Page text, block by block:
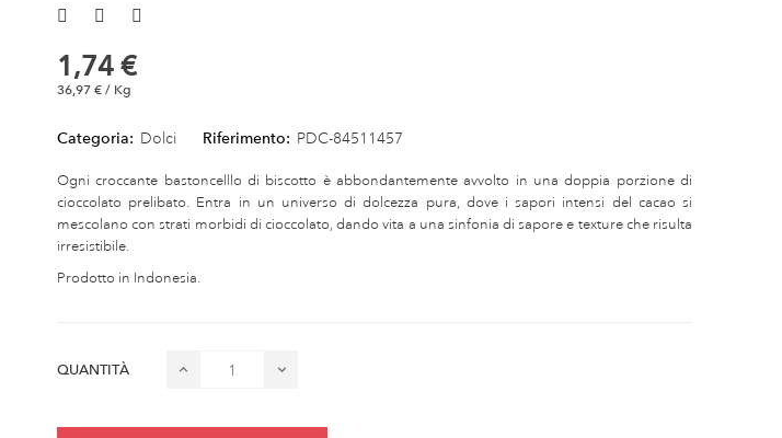
1,74 €
36,97 € / Kg
Categoria: Dolci Riferimento: PDC-84511457
Ogni croccante bastoncelllo di biscotto è abbondantemente avvolto in una doppia porzione di
cioccolato prelibato. Entra in un universo di dolcezza pura, dove i sapori intensi del cacao si
mescolano con strati morbidi di cioccolato, dando vita a una sinfonia di sapore e texture che risulta
irresistibile.
Prodotto in Indonesia.
QUANTITÀ